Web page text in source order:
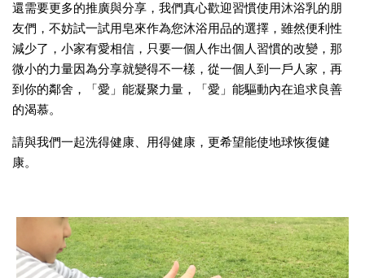
還需要更多的推廣與分享，我們真心歡迎習慣使用沐浴乳的朋
友們，不妨試一試用皂來作為您沐浴用品的選擇，雖然便利性
減少了，小家有愛相信，只要一個人作出個人習慣的改變，那
微小的力量因為分享就變得不一樣，從一個人到一戶人家，再
到你的鄰舍，「愛」能凝聚力量，「愛」能驅動內在追求良善
的渴慕。
請與我們一起洗得健康、用得健康，更希望能使地球恢復健
康。